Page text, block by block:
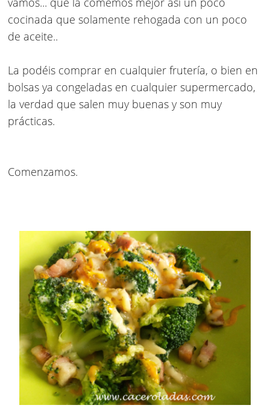
cocinada que solamente rehogada con un poco
de aceite..
La podéis comprar en cualquier frutería, o bien en
bolsas ya congeladas en cualquier supermercado,
la verdad que salen muy buenas y son muy
prácticas.
Comenzamos.